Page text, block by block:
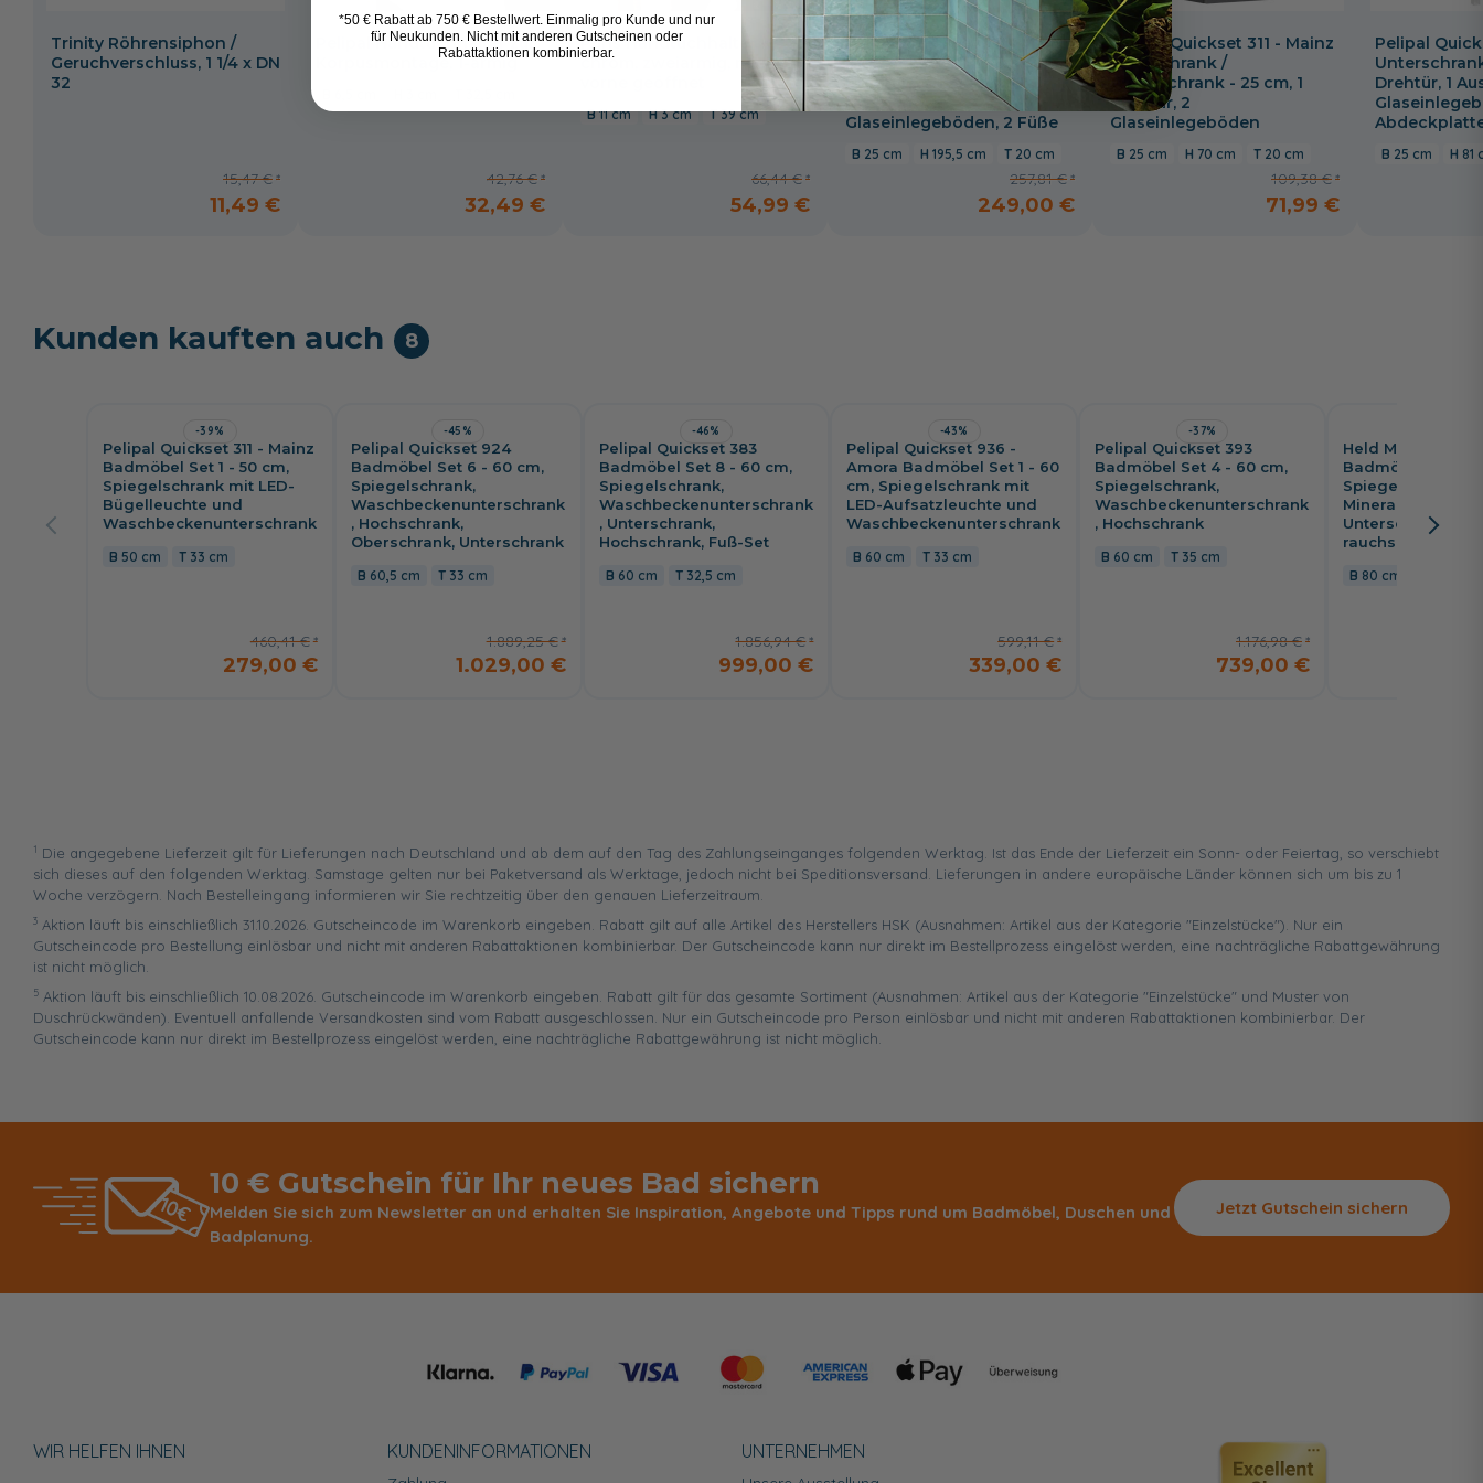
Trinity Röhrensiphon /
Geruchverschluss, 1 1/4 x DN
32
15,47 €
11,49 €
Pelipal Handtuchhalter zur
Korpusmontage, 1-armig
42,76 €
32,49 €
Puris Handtuchhalter
chrom, zweiarmig, nach
11 cm 3 cm 39 cm
66,44 €
54,99 €
Pelipal Quickset 311 - Mainz
Hochschrank - 25 cm, 2
Drehtüren, 1 Auszug, 2
Nischen, 4
Glaseinlegeböden, 2 Füße
25 cm 195,5 cm 20 cm
257,81 €
249,00 €
Pelipal Quickset 311 - Mainz
Oberschrank /
Wandschrank - 25 cm, 1
Drehtür, 2
Glaseinlegeböden
25 cm 70 cm 20 cm
109,38 €
71,99 €
Pelipal
Drehtür, 1
25 cm 81
Kunden kauften auch 8
-39%
Pelipal Quickset 311 - Mainz
Badmöbel Set 1 - 50 cm,
Spiegelschrank mit LED-
Bügelleuchte und
Waschbeckenunterschrank
50 cm 33 cm
460,41 €
279,00 €
-45%
Pelipal Quickset 924
Badmöbel Set 6 - 60 cm,
Spiegelschrank,
Waschbeckenunterschrank
, Hochschrank,
Oberschrank, Unterschrank
60,5 cm 33 cm
1.889,25 €
1.029,00 €
-46%
Pelipal Quickset 383
Badmöbel Set 8 - 60 cm,
Spiegelschrank,
Waschbeckenunterschrank
, Unterschrank,
Hochschrank, Fuß-Set
60 cm 32,5 cm
1.856,94 €
999,00 €
-43%
Pelipal Quickset 936 -
Amora Badmöbel Set 1 - 60
cm, Spiegelschrank mit
LED-Aufsatzleuchte und
Waschbeckenunterschrank
60 cm 33 cm
599,11 €
339,00 €
-37%
Pelipal Quickset 393
Badmöbel Set 4 - 60 cm,
Spiegelschrank,
Waschbeckenunterschrank
, Hochschrank
60 cm 35 cm
1.176,98 €
739,00 €
Held Möbel
Badmöbel Set 8 -
Spiegelschrank,
Unterschrank,
rauchsilber
80 cm
1 Die angegebene Lieferzeit gilt für Lieferungen nach Deutschland und ab dem auf den Tag des Zahlungseinganges folgenden Werktag. Ist das Ende der Lieferzeit ein Sonn- oder Feiertag, so verschiebt
sich dieses auf den folgenden Werktag. Samstage gelten nur bei Paketversand als Werktage, jedoch nicht bei Speditionsversand. Lieferungen in andere europäische Länder können sich um bis zu 1
Woche verzögern. Nach Bestelleingang informieren wir Sie rechtzeitig über den genauen Lieferzeitraum.
3 Aktion läuft bis einschließlich 31.10.2026. Gutscheincode im Warenkorb eingeben. Rabatt gilt auf alle Artikel des Herstellers HSK (Ausnahmen: Artikel aus der Kategorie "Einzelstücke"). Nur ein
Gutscheincode pro Bestellung einlösbar und nicht mit anderen Rabattaktionen kombinierbar. Der Gutscheincode kann nur direkt im Bestellprozess eingelöst werden, eine nachträgliche Rabattgewährung
ist nicht möglich.
5 Aktion läuft bis einschließlich 10.08.2026. Gutscheincode im Warenkorb eingeben. Rabatt gilt für das gesamte Sortiment (Ausnahmen: Artikel aus der Kategorie "Einzelstücke" und Muster von
Duschrückwänden). Eventuell anfallende Versandkosten sind vom Rabatt ausgeschlossen. Nur ein Gutscheincode pro Person einlösbar und nicht mit anderen Rabattaktionen kombinierbar. Der
Gutscheincode kann nur direkt im Bestellprozess eingelöst werden, eine nachträgliche Rabattgewährung ist nicht möglich.
10 € Gutschein für Ihr neues Bad sichern
Melden Sie sich zum Newsletter an und erhalten Sie Inspiration, Angebote und Tipps rund um Badmöbel, Duschen und
Badplanung.
Jetzt Gutschein sichern
WIR HELFEN IHNEN KUNDEN­INFORMATIONEN UNTERNEHMEN
*50 € Rabatt ab 750 € Bestellwert. Einmalig pro Kunde und nur
für Neukunden. Nicht mit anderen Gutscheinen oder
Rabattaktionen kombinierbar.